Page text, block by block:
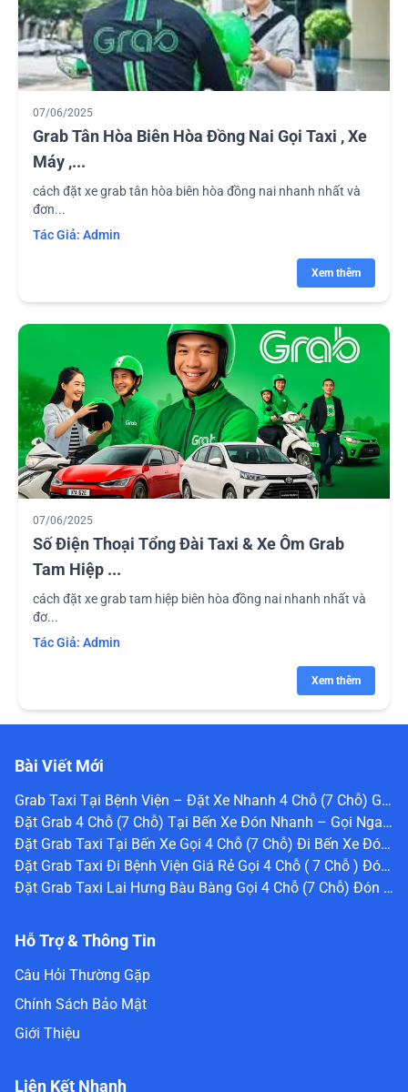
07/06/2025
Grab Tân Hòa Biên Hòa Đồng Nai Gọi Taxi , Xe
Máy ,...
cách đặt xe grab tân hòa biên hòa đồng nai nhanh nhất và
đơn...
Tác Giả: Admin
Xem thêm
07/06/2025
Số Điện Thoại Tổng Đài Taxi & Xe Ôm Grab
Tam Hiệp ...
cách đặt xe grab tam hiệp biên hòa đồng nai nhanh nhất và
đơ...
Tác Giả: Admin
Xem thêm
Bài Viết Mới
Grab Taxi Tại Bệnh Viện – Đặt Xe Nhanh 4 Chỗ (7 Chỗ) Gọi Ngay 0336 488 240
Đặt Grab 4 Chỗ (7 Chỗ) Tại Bến Xe Đón Nhanh – Gọi Ngay 0336 488 240
Đặt Grab Taxi Tại Bến Xe Gọi 4 Chỗ (7 Chỗ) Đi Bến Xe Đón Ngay 0336488240
Đặt Grab Taxi Đi Bệnh Viện Giá Rẻ Gọi 4 Chỗ ( 7 Chỗ ) Đón Ngay 0336 488 240
Đặt Grab Taxi Lai Hưng Bàu Bàng Gọi 4 Chỗ (7 Chỗ) Đón Ngay Nhanh Chóng Giá Rẻ 0336488240
Hỗ Trợ & Thông Tin
Câu Hỏi Thường Gặp
Chính Sách Bảo Mật
Giới Thiệu
Liên Kết Nhanh